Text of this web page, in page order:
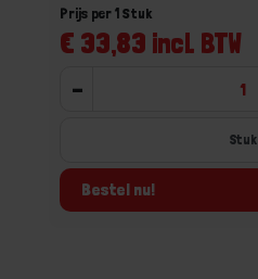
€ 33,83 incl. BTW
Prijs per 1 Stuk
-
Stuk
Bestel nu!